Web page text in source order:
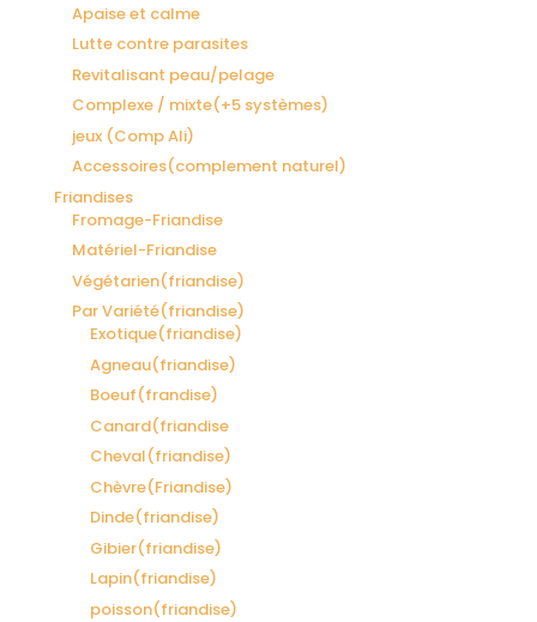
Apaise et calme
Lutte contre parasites
Revitalisant peau/pelage
Complexe / mixte(+5 systèmes)
jeux (Comp Ali)
Accessoires(complement naturel)
Friandises
Fromage-Friandise
Matériel-Friandise
Végétarien(friandise)
Par Variété(friandise)
Exotique(friandise)
Agneau(friandise)
Boeuf(frandise)
Canard(friandise
Cheval(friandise)
Chèvre(Friandise)
Dinde(friandise)
Gibier(friandise)
Lapin(friandise)
poisson(friandise)